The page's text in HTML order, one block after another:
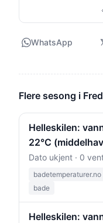
WhatsApp
Flere sesong i
Helleskilen:
22°C
Dato ukjent · 0
badetemperaturer.no
bade
Helleskilen: